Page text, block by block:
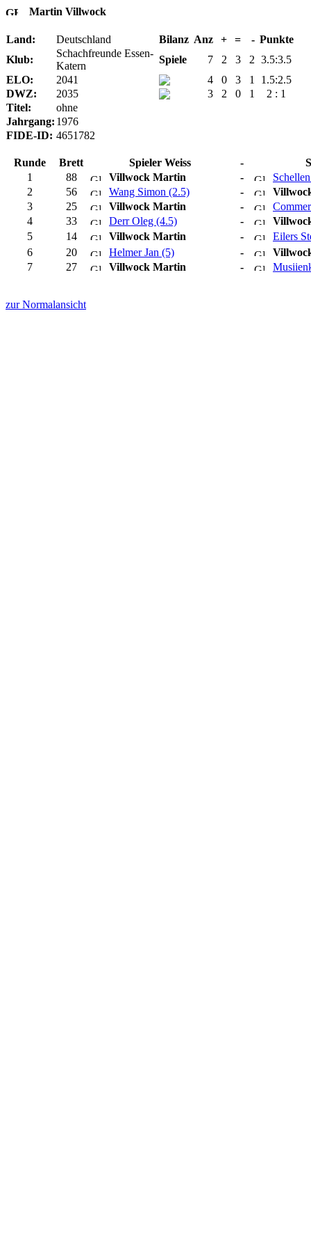
Martin Villwock
Land: Deutschland Bilanz Anz + = - Punkte
Klub:
Schachfreunde Essen-
Katern
Spiele 7 2 3 2 3.5:3.5
ELO:
2041 4 0 3 1
1.5:2.5
DWZ:
2035 3 2 0 1
2 : 1
Titel:
ohne
Jahrgang: 1976
FIDE-ID: 4651782
Runde Brett Spieler Weiss -
1
88 Villwock Martin -
2
56 Wang Simon (2.5) -
3
25 Villwock Martin -
4
33 Derr Oleg (4.5) -
5
14 Villwock Martin -
Eilers
6
20 Helmer Jan (5) -
7
27 Villwock Martin -
zur Normalansicht